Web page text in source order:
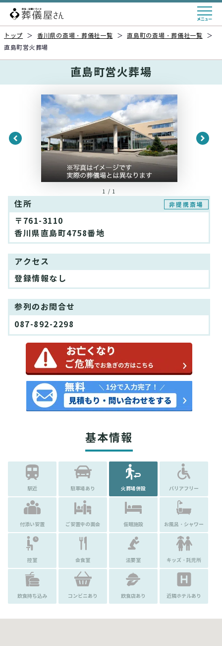
トップ ＞ 香川県の斎場・葬儀社一覧 ＞ 直島町の斎場・葬儀社一覧
＞
直島町営火葬場
直島町営火葬場
1 / 1
住所 非提携斎場
〒761-3110
香川県直島町4758番地
アクセス
登録情報なし
参列のお問合せ
087-892-2298
基本情報
駅近 駐車場あり 火葬場併設 バリアフリー
付添い安置 ご安置中の面会 仮眠施設 お風呂・シャワー
控室 会食室 法要室 キッズ・託児所
飲食持ち込み コンビニあり 飲食店あり 近隣ホテルあり